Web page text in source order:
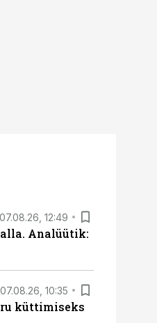
07.08.26, 12:49
Analüütik:
07.08.26, 10:35
küttimiseks